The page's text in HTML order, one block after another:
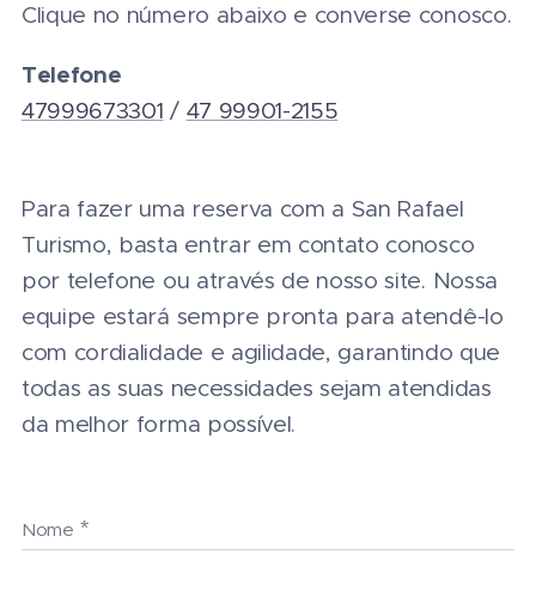
Clique no número abaixo e converse conosco.
Telefone
47999673301 / 47 99901-2155
Para fazer uma reserva com a San Rafael
Turismo, basta entrar em contato conosco
por telefone ou através de nosso site. Nossa
equipe estará sempre pronta para atendê-lo
com cordialidade e agilidade, garantindo que
todas as suas necessidades sejam atendidas
da melhor forma possível.
Nome